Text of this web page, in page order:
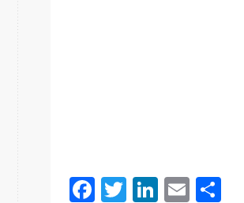
Facebook
Twitter
LinkedIn
Email